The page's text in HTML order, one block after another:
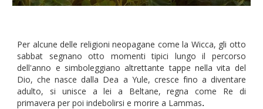
Per alcune delle religioni neopagane come la Wicca, gli otto
sabbat segnano otto momenti tipici lungo il percorso
dell'anno e simboleggiano altrettante tappe nella vita del
Dio, che nasce dalla Dea a Yule, cresce fino a diventare
adulto, si unisce a lei a Beltane, regna come Re di
primavera per poi indebolirsi e morire a Lammas.